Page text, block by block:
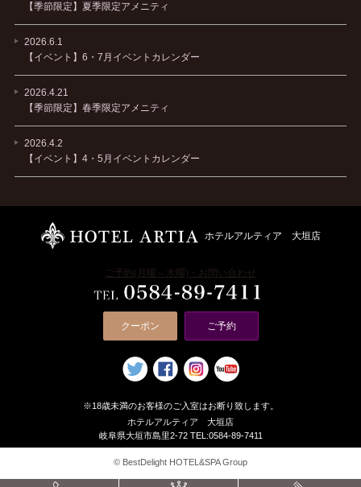
【季節限定】夏季限定アメニティ
2026.6.1
【イベント】6・7月イベントカレンダー
2026.4.21
【季節限定】春季限定アメニティ
2026.4.2
【イベント】4・5月イベントカレンダー
ホテルアルティア 大垣店
ご予約(月曜～木曜)・お問い合わせ
クーポン ご予約
※18歳未満のお客様のご入室はお断り致します。
ホテルアルティア 大垣店
岐阜県大垣市島里2-72 TEL:0584-89-7411
© BestDelight HOTEL&SPA Group